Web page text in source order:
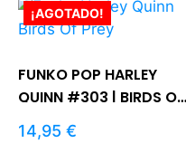
¡AGOTADO!
FUNKO POP HARLEY
QUINN #303 | BIRDS OF
PREY
14,95 €